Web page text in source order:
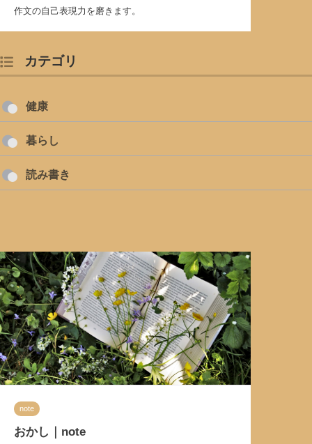
作文の自己表現力を磨きます。
カテゴリ
健康
暮らし
読み書き
note
おかし｜note